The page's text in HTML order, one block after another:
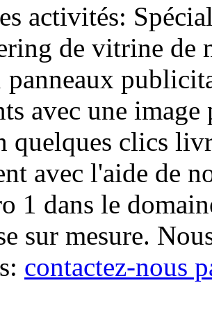
activités:
de vitrine de
panneaux
avec une
quelques clics
avec l'aide de
1 dans le
sur mesure.
contactez-nous